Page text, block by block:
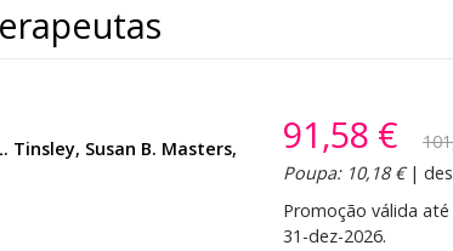
Tinsley, Susan B. Masters,
91,58 €
Poupa: 10,18 €|
Promoção válida
31-dez-2026.